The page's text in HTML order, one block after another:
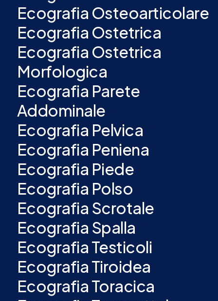
Ecografia Osteoarticolare
Ecografia Ostetrica
Ecografia Ostetrica
Morfologica
Ecografia Parete
Addominale
Ecografia Pelvica
Ecografia Peniena
Ecografia Piede
Ecografia Polso
Ecografia Scrotale
Ecografia Spalla
Ecografia Testicoli
Ecografia Tiroidea
Ecografia Toracica